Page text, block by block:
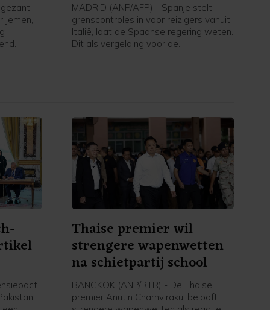
Jemen,
MADRID (ANP/AFP) - Spanje stelt
grenscontroles in voor reizigers vanuit
Italië, laat de Spaanse regering weten.
Dit als vergelding voor de
grenscontroles gaan zaterdag in en
meldt het Spaanse ministerie van
Binnenlandse Zaken in een verklaring.
Thaise premier wil
strengere wapenwetten
na schietpartij school
BANGKOK (ANP/RTR) - De Thaise
premier Anutin Charnvirakul belooft